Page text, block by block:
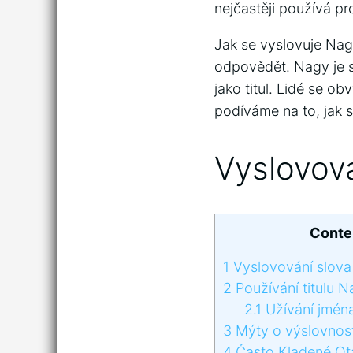
nejčastěji používá
Jak se vyslovuje
odpovědět. Nagy je
jako titul. Lidé se
podíváme na to, jak
1 Vyslovování
2 Používání titulu
2.1 Užívání
3 Mýty o